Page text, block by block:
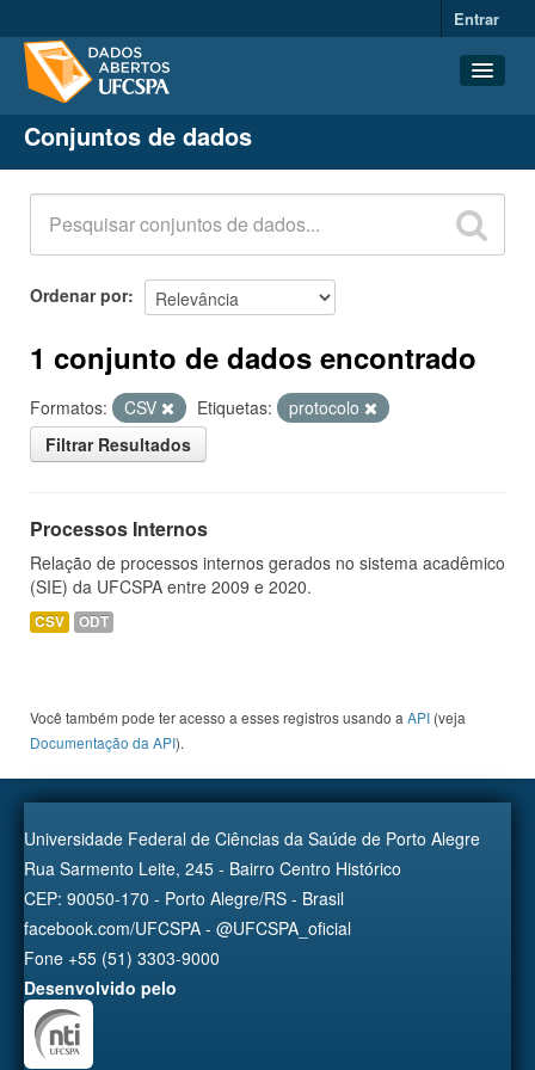
Entrar
Conjuntos de dados
Organizações
Grupos
Sobre
Conjuntos de dados
Ordenar por
1 conjunto de dados encontrado
Formatos: CSV Etiquetas:
protocolo
Filtrar Resultados
Processos Internos
Relação de processos internos gerados no sistema acadêmico
(SIE) da UFCSPA entre 2009 e 2020.
CSV ODT
Você também pode ter acesso a esses registros usando a API (veja
Documentação da API).
Universidade Federal de Ciências da Saúde de Porto Alegre
Rua Sarmento Leite, 245 - Bairro Centro Histórico
CEP: 90050-170 - Porto Alegre/RS - Brasil
facebook.com/UFCSPA - @UFCSPA_oficial
Fone +55 (51) 3303-9000
Desenvolvido pelo